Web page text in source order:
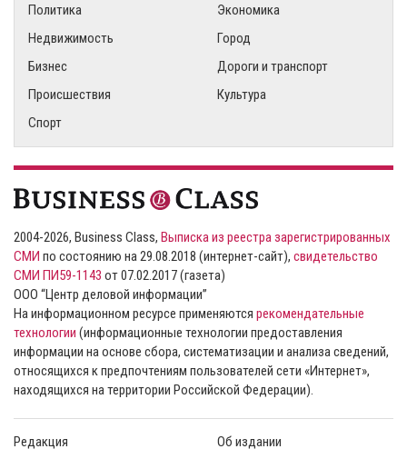
Политика
Экономика
Недвижимость
Город
Бизнес
Дороги и транспорт
Происшествия
Культура
Спорт
2004-2026, Business Class, Выписка из реестра зарегистрированных
СМИ по состоянию на 29.08.2018 (интернет-сайт), свидетельство
СМИ ПИ59-1143 от 07.02.2017 (газета)
ООО “Центр деловой информации”
На информационном ресурсе применяются рекомендательные
технологии (информационные технологии предоставления
информации на основе сбора, систематизации и анализа сведений,
относящихся к предпочтениям пользователей сети «Интернет»,
находящихся на территории Российской Федерации).
Редакция Об издании